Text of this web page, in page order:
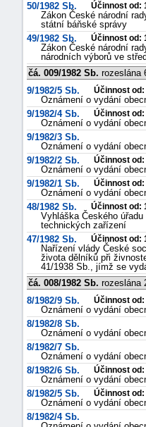
50/1982 Sb.
Účinnost od:
Zákon České národní
státní báňské správy
49/1982 Sb.
Účinnost od:
Zákon České národní
národních výborů ve
čá. 009/1982 Sb. rozeslána
9/1982/5 Sb.
Účinnost
Oznámení o vydání
9/1982/4 Sb.
Účinnost
Oznámení o vydání
9/1982/3 Sb.
Oznámení o vydání
9/1982/2 Sb.
Účinnost
Oznámení o vydání
9/1982/1 Sb.
Účinnost od:
Oznámení o vydání
48/1982 Sb.
Účinnost od:
Vyhláška Českého
technických zařízení
47/1982 Sb.
Účinnost od:
Nařízení vlády České
života dělníků při
41/1938 Sb., jímž se
čá. 008/1982 Sb. rozeslána
8/1982/9 Sb.
Účinnost
Oznámení o vydání
8/1982/8 Sb.
Oznámení o vydání
8/1982/7 Sb.
Oznámení o vydání
8/1982/6 Sb.
Účinnost od:
Oznámení o vydání
8/1982/5 Sb.
Účinnost
Oznámení o vydání
8/1982/4 Sb.